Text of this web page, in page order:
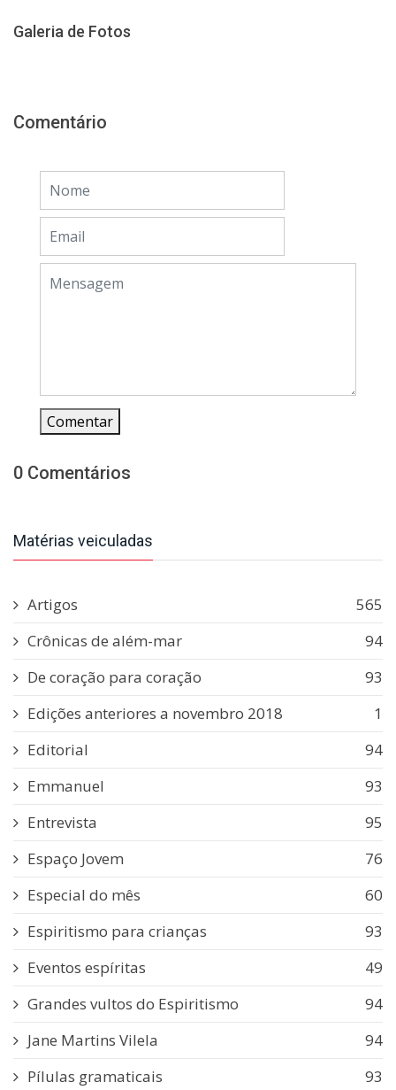
Galeria de Fotos
Comentário
Comentar
0 Comentários
Matérias veiculadas
Artigos
565
Crônicas de além-mar
94
De coração para coração
93
Edições anteriores a novembro 2018
1
Editorial
94
Emmanuel
93
Entrevista
95
Espaço Jovem
76
Especial do mês
60
Espiritismo para crianças
93
Eventos espíritas
49
Grandes vultos do Espiritismo
94
Jane Martins Vilela
94
Pílulas gramaticais
93